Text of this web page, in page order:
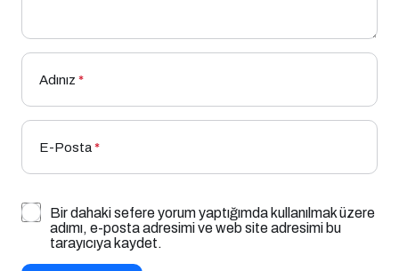
Adınız *
E-Posta*
Bir dahaki sefere yorum yaptığımda kullanılmak üzere
adımı, e-posta adresimi ve web site adresimi bu
tarayıcıya kaydet.